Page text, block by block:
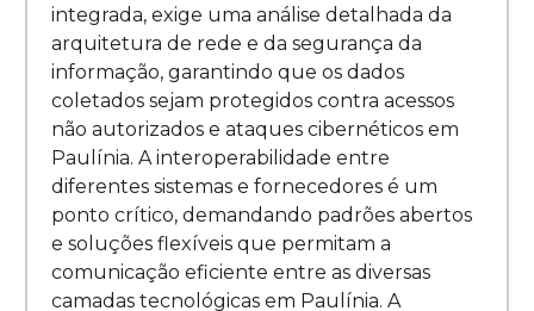
integrada, exige uma análise detalhada da
arquitetura de rede e da segurança da
informação, garantindo que os dados
coletados sejam protegidos contra acessos
não autorizados e ataques cibernéticos em
Paulínia. A interoperabilidade entre
diferentes sistemas e fornecedores é um
ponto crítico, demandando padrões abertos
e soluções flexíveis que permitam a
comunicação eficiente entre as diversas
camadas tecnológicas em Paulínia. A